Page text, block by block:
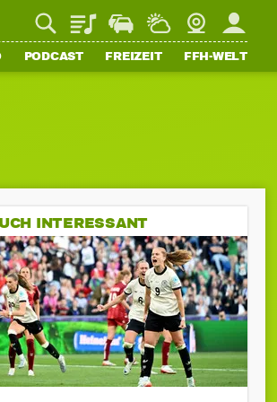
PlaylistStaupilotWetterWebcamMein FFH
PODCAST FREIZEIT FFH-WELT
INTERESSANT